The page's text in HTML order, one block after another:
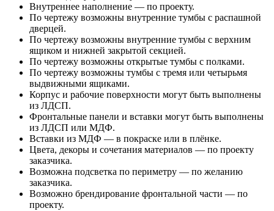
Внутреннее наполнение — по проекту.
По чертежу возможны внутренние тумбы с распашной
дверцей.
По чертежу возможны внутренние тумбы с верхним
ящиком и нижней закрытой секцией.
По чертежу возможны открытые тумбы с полками.
По чертежу возможны тумбы с тремя или четырьмя
выдвижными ящиками.
Корпус и рабочие поверхности могут быть выполнены
из ЛДСП.
Фронтальные панели и вставки могут быть выполнены
из ЛДСП или МДФ.
Вставки из МДФ — в покраске или в плёнке.
Цвета, декоры и сочетания материалов — по проекту
заказчика.
Возможна подсветка по периметру — по желанию
заказчика.
Возможно брендирование фронтальной части — по
проекту.